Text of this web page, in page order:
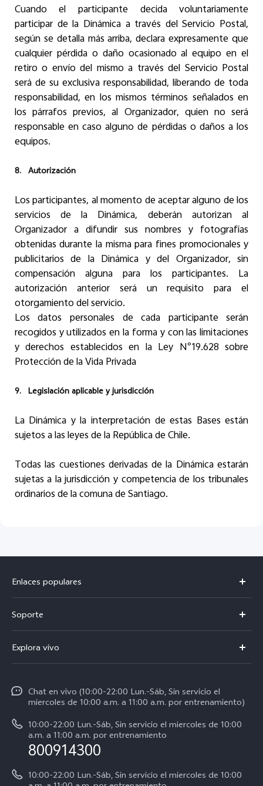
Cuando el participante decida voluntariamente
participar de la Dinámica a través del Servicio Postal,
según se detalla más arriba, declara expresamente que
cualquier pérdida o daño ocasionado al equipo en el
retiro o envío del mismo a través del Servicio Postal
será de su exclusiva responsabilidad, liberando de toda
responsabilidad, en los mismos términos señalados en
los párrafos previos, al Organizador, quien no será
responsable en caso alguno de pérdidas o daños a los
equipos.
8. Autorización
Los participantes, al momento de aceptar alguno de los
servicios de la Dinámica, deberán autorizan al
Organizador a difundir sus nombres y fotografías
obtenidas durante la misma para fines promocionales y
publicitarios de la Dinámica y del Organizador, sin
compensación alguna para los participantes. La
autorización anterior será un requisito para el
otorgamiento del servicio.
Los datos personales de cada participante serán
recogidos y utilizados en la forma y con las limitaciones
y derechos establecidos en la Ley N°19.628 sobre
Protección de la Vida Privada
9. Legislación aplicable y jurisdicción
La Dinámica y la interpretación de estas Bases están
sujetos a las leyes de la República de Chile.
Todas las cuestiones derivadas de la Dinámica estarán
sujetas a la jurisdicción y competencia de los tribunales
ordinarios de la comuna de Santiago.
Enlaces populares
Y21d
Y38 5G
Y31 5G
Soporte
Autenticación de IMEI
Manual del usuario
Servicio de Agendamiento
Instrucciones de la garantía de vivo
Explora vivo
La vida en vivo
Acerca de nosotros
Chat en vivo (10:00-22:00 Lun.-Sáb, Sin servicio el
miercoles de 10:00 a.m. a 11:00 a.m. por entrenamiento)
10:00-22:00 Lun.-Sáb, Sin servicio el miercoles de 10:00
a.m. a 11:00 a.m. por entrenamiento
800914300
10:00-22:00 Lun.-Sáb, Sin servicio el miercoles de 10:00